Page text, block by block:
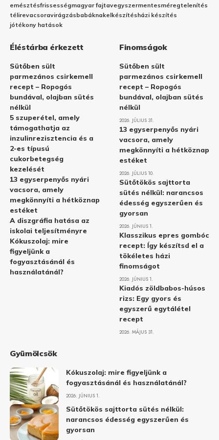
emésztésfrissességmagyar fajtavegyszermentesméregtelenítés
télirevacsoravirágzásbabáknakelkészítésházi készítés
jótékony hatások
Éléstárba érkezett
Sütőben sült
parmezános csirkemell
recept – Ropogós
bundával, olajban sütés
nélkül
5 szuperétel, amely
támogathatja az
inzulinrezisztencia és a
2-es típusú
cukorbetegség
kezelését
13 egyserpenyős nyári
vacsora, amely
megkönnyíti a hétköznap
estéket
A diszgráfia hatása az
iskolai teljesítményre
Kókuszolaj: mire
figyeljünk a
fogyasztásánál és
használatánál?
Finomságok
Sütőben sült
parmezános csirkemell
recept – Ropogós
bundával, olajban sütés
nélkül
2026. JÚLIUS 31.
13 egyserpenyős nyári
vacsora, amely
megkönnyíti a hétköznap
estéket
2026. JÚLIUS 10.
Sütőtökös sajttorta
sütés nélkül: narancsos
édesség egyszerűen és
gyorsan
2026. JÚNIUS 1.
Klasszikus epres gombóc
recept: Így készítsd el a
tökéletes házi
finomságot
2026. JÚNIUS 1.
Kiadós zöldbabos-húsos
rizs: Egy gyors és
egyszerű egytálétel
recept
2026. MÁJUS 31.
Gyümölcsök
Kókuszolaj: mire figyeljünk a
fogyasztásánál és használatánál?
2026. JÚNIUS 1.
Sütőtökös sajttorta sütés nélkül:
narancsos édesség egyszerűen és
gyorsan